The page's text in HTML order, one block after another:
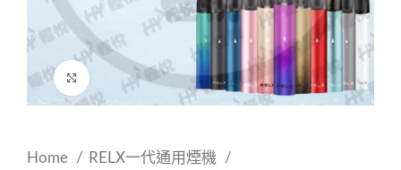
Click to enlarge
Home
RELX一代通用煙機